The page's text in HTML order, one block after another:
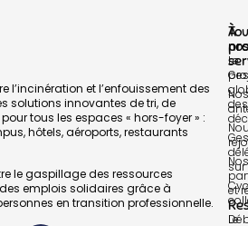
l’incinération et l’enfouissement des
solutions innovantes de tri, de
tous les espaces « hors-foyer » :
hôtels, aéroports, restaurants
le gaspillage des ressources
emplois solidaires grâce à
en transition professionnelle.
À
Le
Nos
Nos
et
Le
nos
des
sur